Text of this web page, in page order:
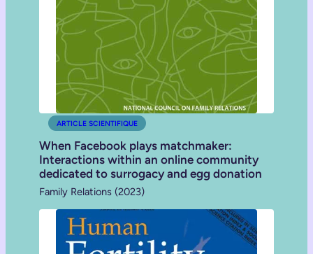
ARTICLE SCIENTIFIQUE
When Facebook plays matchmaker:
Interactions within an online community
dedicated to surrogacy and egg donation
Family Relations (2023)